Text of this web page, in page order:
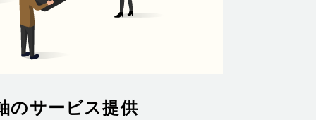
のサービス提供